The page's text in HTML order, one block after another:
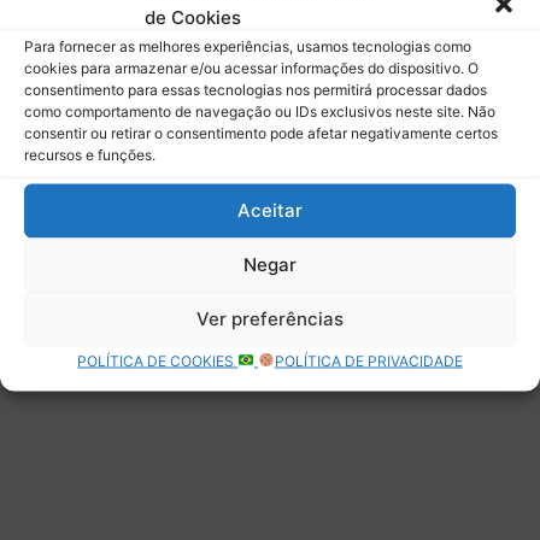
de Cookies
Para fornecer as melhores experiências, usamos tecnologias como
cookies para armazenar e/ou acessar informações do dispositivo. O
consentimento para essas tecnologias nos permitirá processar dados
como comportamento de navegação ou IDs exclusivos neste site. Não
consentir ou retirar o consentimento pode afetar negativamente certos
recursos e funções.
Aceitar
Negar
Ver preferências
POLÍTICA DE COOKIES POLÍTICA DE PRIVACIDADE
Deixe uma resposta